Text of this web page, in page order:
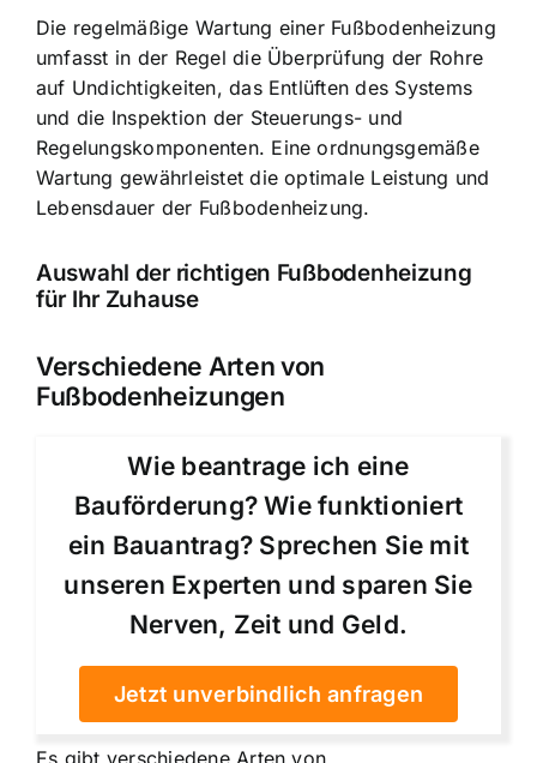
Die regelmäßige Wartung einer Fußbodenheizung
umfasst in der Regel die Überprüfung der Rohre
auf Undichtigkeiten, das Entlüften des Systems
und die Inspektion der Steuerungs- und
Regelungskomponenten. Eine ordnungsgemäße
Wartung gewährleistet die optimale Leistung und
Lebensdauer der Fußbodenheizung.
Auswahl der richtigen Fußbodenheizung
für Ihr Zuhause
Verschiedene Arten von
Fußbodenheizungen
Wie beantrage ich eine
Bauförderung? Wie funktioniert
ein Bauantrag? Sprechen Sie mit
unseren Experten und sparen Sie
Nerven, Zeit und Geld.
Jetzt unverbindlich anfragen
Es gibt verschiedene Arten von